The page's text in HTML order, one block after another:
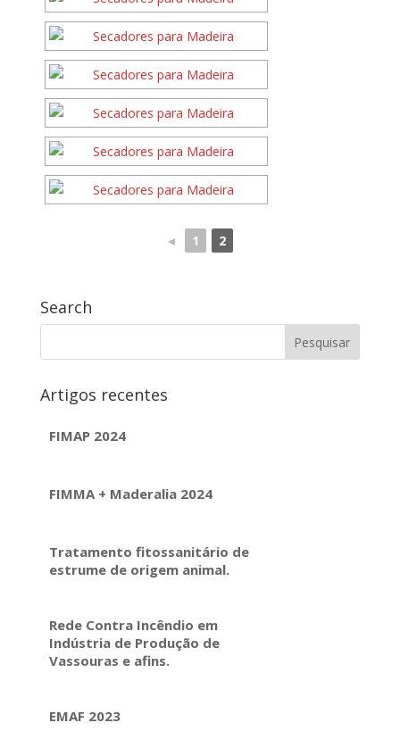
◄ 1 2
Search
Artigos recentes
FIMAP 2024
FIMMA + Maderalia 2024
Tratamento fitossanitário de
estrume de origem animal.
Rede Contra Incêndio em
Indústria de Produção de
Vassouras e afins.
EMAF 2023